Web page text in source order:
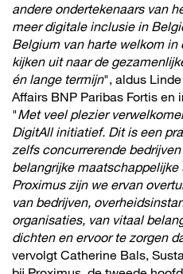
andere ondertekenaars van
meer digitale inclusie in
Belgium van harte welkom
kijken uit naar de
én lange termijn", aldus
Affairs BNP Paribas Fortis
"Met veel plezier
DigitAll initiatief. Dit is een
zelfs concurrerende
belangrijke
Proximus zijn we ervan
van bedrijven,
organisaties, van vitaal
dichten en ervoor te zorgen
vervolgt Catherine Bals,